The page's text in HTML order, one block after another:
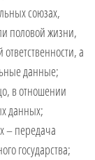
союзах,
половой жизни,
а
данные;
в отношении
данных;
– передача
государства;